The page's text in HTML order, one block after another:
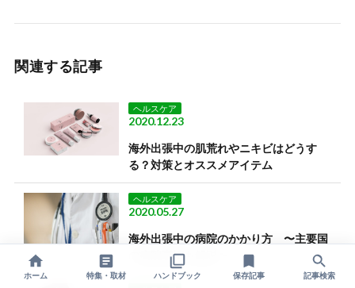
関連する記事
ヘルスケア
2020.12.23
海外出張中の肌荒れやニキビはどうす
る？対策とオススメアイテム
ヘルスケア
2020.05.27
海外出張中の病院のかかり方 〜主要国
の病院事情も解説〜
ホーム 特集・取材 ハンドブック 保存記事 記事検索